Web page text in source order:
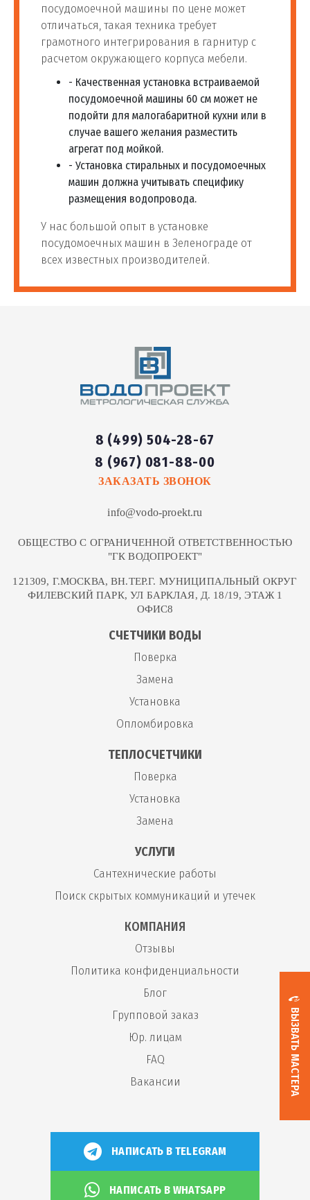
посудомоечной машины по цене может
отличаться, такая техника требует
грамотного интегрирования в гарнитур с
расчетом окружающего корпуса мебели.
- Качественная установка встраиваемой
посудомоечной машины 60 см может не
подойти для малогабаритной кухни или в
случае вашего желания разместить
агрегат под мойкой.
- Установка стиральных и посудомоечных
машин должна учитывать специфику
размещения водопровода.
У нас большой опыт в установке
посудомоечных машин в Зеленограде от
всех известных производителей.
ВЫЗВАТЬ МАСТЕРА
8 (499) 504-28-67
8 (967) 081-88-00
ЗАКАЗАТЬ ЗВОНОК
info@vodo-proekt.ru
ОБЩЕСТВО С ОГРАНИЧЕННОЙ ОТВЕТСТВЕННОСТЬЮ
"ГК ВОДОПРОЕКТ"
121309, Г.МОСКВА, ВН.ТЕР.Г. МУНИЦИПАЛЬНЫЙ ОКРУГ
ФИЛЕВСКИЙ ПАРК, УЛ БАРКЛАЯ, Д. 18/19, ЭТАЖ 1
ОФИС8
СЧЕТЧИКИ ВОДЫ
Поверка
Замена
Установка
Опломбировка
ТЕПЛОСЧЕТЧИКИ
Поверка
Установка
Замена
УСЛУГИ
Сантехнические работы
Поиск скрытых коммуникаций и утечек
КОМПАНИЯ
Отзывы
Политика конфиденциальности
Блог
Групповой заказ
Юр. лицам
FAQ
Вакансии
НАПИСАТЬ В TELEGRAM
НАПИСАТЬ В WHATSAPP